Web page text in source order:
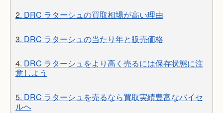
2. DRC ラターシュの買取相場が高い理由
3. DRC ラターシュの当たり年と販売価格
4. DRC ラターシュをより高く売るには保存状態に注
意しよう
5. DRC ラターシュを売るなら買取実績豊富なバイセ
ルへ